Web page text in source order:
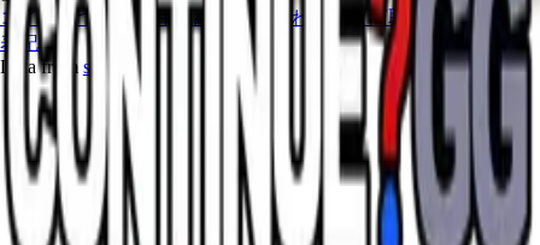
コインについて
お問い合わせ
特定商取引法に基づく
表記
Data from start.gg